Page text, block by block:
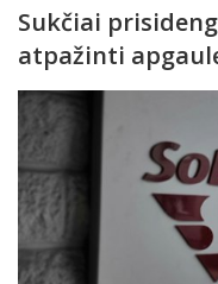
Sukčiai
atpažinti